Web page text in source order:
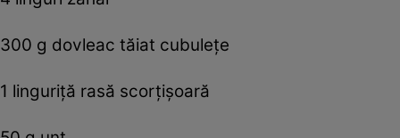
300 g dovleac tăiat cubulețe
1 linguriță rasă scorțișoară